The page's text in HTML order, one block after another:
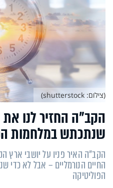
הקב"ה החזיר לנו
שנתכתש במלחמות
הקב"ה האיר פניו על יושבי ארץ
החיים הנורמליים – אבל לא כדי
הפוליטיקה
(צילום: shutterstock)